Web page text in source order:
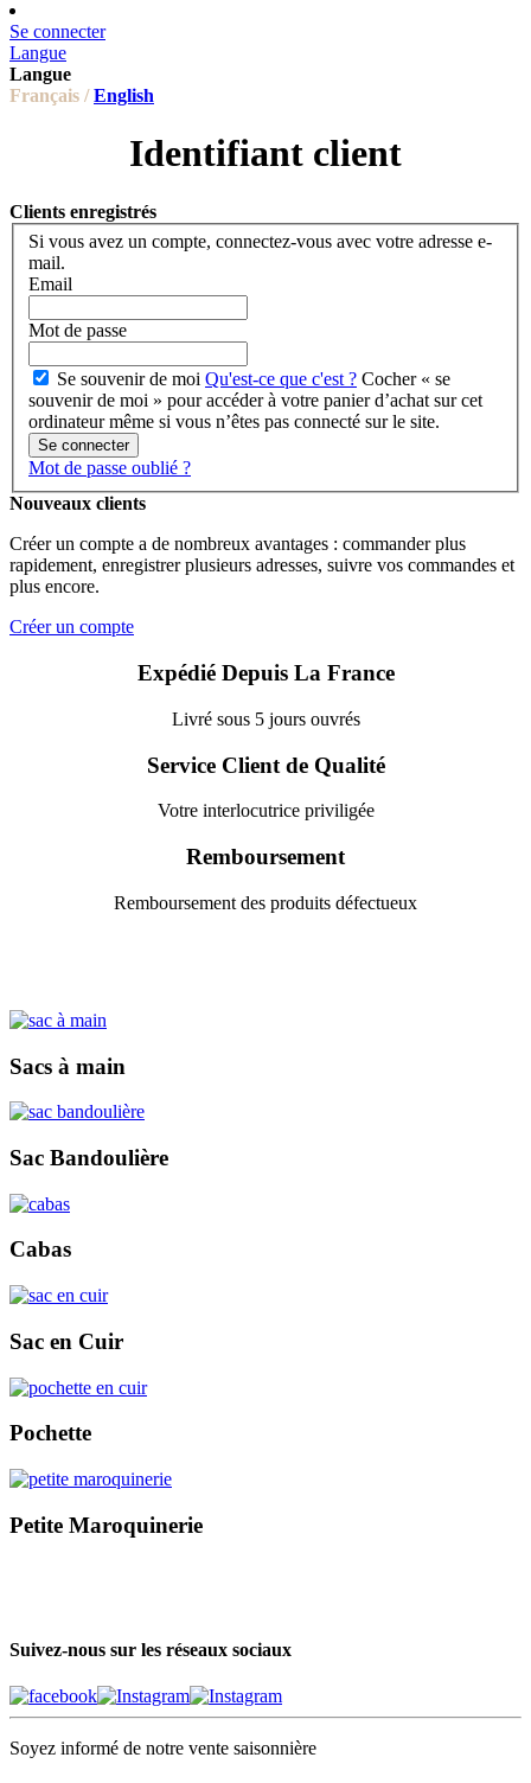
Se connecter
Langue
Langue
Français / English
Identifiant client
Clients enregistrés
Si vous avez un compte, connectez-vous avec votre adresse e-
mail.
Email
Mot de passe
Se souvenir de moi Qu'est-ce que c'est ? Cocher « se
souvenir de moi » pour accéder à votre panier d’achat sur cet
ordinateur même si vous n’êtes pas connecté sur le site.
Se connecter
Mot de passe oublié ?
Nouveaux clients
Créer un compte a de nombreux avantages : commander plus
rapidement, enregistrer plusieurs adresses, suivre vos commandes et
plus encore.
Créer un compte
Expédié Depuis La France
Livré sous 5 jours ouvrés
Service Client de Qualité
Votre interlocutrice priviligée
Remboursement
Remboursement des produits défectueux
Sacs à main
Sac Bandoulière
Cabas
Sac en Cuir
Pochette
Petite Maroquinerie
Suivez-nous sur les réseaux sociaux
Soyez informé de notre vente saisonnière